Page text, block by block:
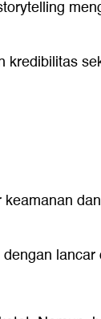
kredibilitas